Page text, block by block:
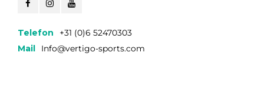
Telefon
+31 (0)6 52470303
Mail
Info@vertigo-sports.com